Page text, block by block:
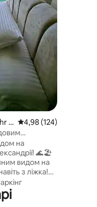
B Середня оцінка: 4,98
4,98 (124)
🌊🏖️
видом на
з ліжка!
однієї
види з